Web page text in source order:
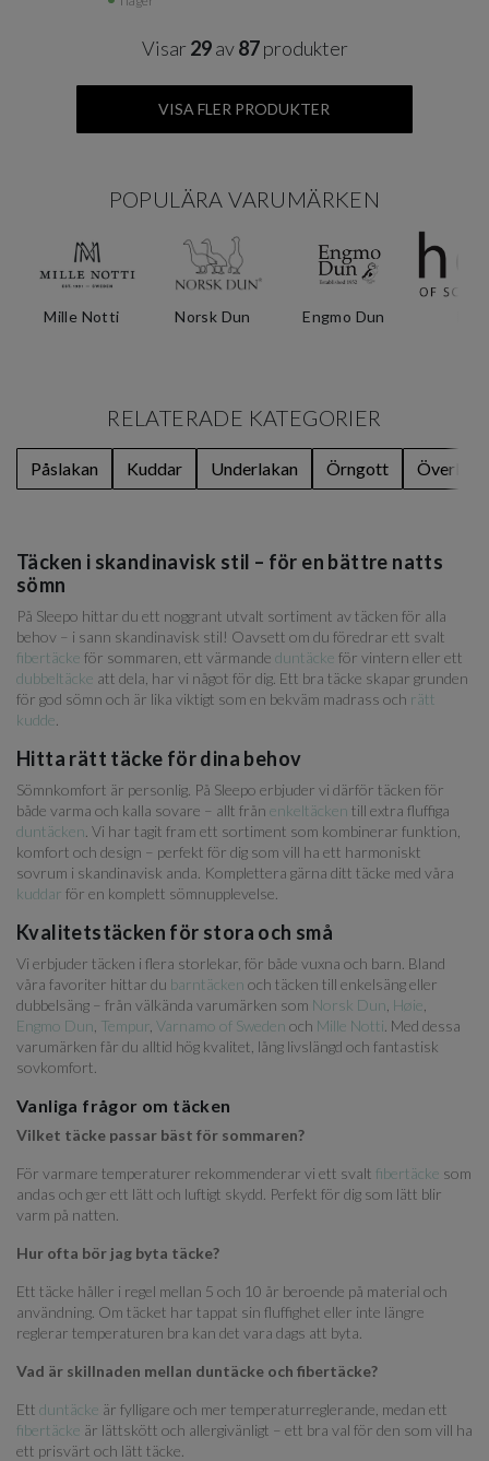
Visar 29av87produkter
VISA FLER PRODUKTER
POPULÄRA VARUMÄRKEN
Mille Notti Norsk Dun Engmo Dun
RELATERADE KATEGORIER
Påslakan Kuddar Underlakan Örngott Överkast
Täcken i skandinavisk stil – för en bättre natts
sömn
På Sleepo hittar du ett noggrant utvalt sortiment av täcken för alla
behov – i sann skandinavisk stil! Oavsett om du föredrar ett svalt
fibertäcke för sommaren, ett värmande duntäcke för vintern eller ett
dubbeltäcke att dela, har vi något för dig. Ett bra täcke skapar grunden
för god sömn och är lika viktigt som en bekväm madrass och rätt
kudde
Hitta rätt täcke för dina behov
Sömnkomfort är personlig. På Sleepo erbjuder vi därför täcken för
både varma och kalla sovare – allt från enkeltäcken till extra fluffiga
duntäcken . Vi har tagit fram ett sortiment som kombinerar funktion,
komfort och design – perfekt för dig som vill ha ett harmoniskt
sovrum i skandinavisk anda. Komplettera gärna ditt täcke med våra
kuddar för en komplett sömnupplevelse.
Kvalitetstäcken för stora och små
Vi erbjuder täcken i flera storlekar, för både vuxna och barn. Bland
våra favoriter hittar du barntäcken och täcken till enkelsäng eller
dubbelsäng – från välkända varumärken som Norsk Dun Høie
Engmo Dun Tempur Varnamo of Sweden och Mille Notti . Med dessa
varumärken får du alltid hög kvalitet, lång livslängd och fantastisk
sovkomfort.
Vanliga frågor om täcken
Vilket täcke passar bäst för sommaren?
För varmare temperaturer rekommenderar vi ett svalt fibertäcke som
andas och ger ett lätt och luftigt skydd. Perfekt för dig som lätt blir
varm på natten.
Hur ofta bör jag byta täcke?
Ett täcke håller i regel mellan 5 och 10 år beroende på material och
användning. Om täcket har tappat sin fluffighet eller inte längre
reglerar temperaturen bra kan det vara dags att byta.
Vad är skillnaden mellan duntäcke och fibertäcke?
Ett duntäcke är fylligare och mer temperaturreglerande, medan ett
fibertäcke är lättskött och allergivänligt – ett bra val för den som vill ha
ett prisvärt och lätt täcke.